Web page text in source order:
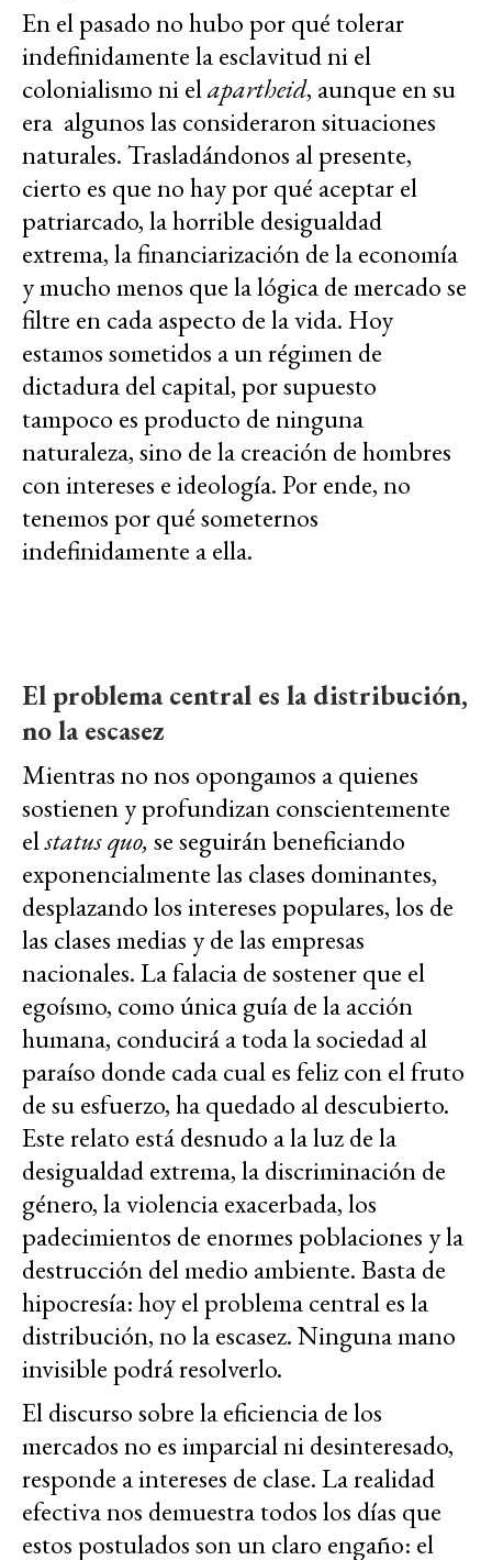
En el pasado no hubo por qué tolerar
indefinidamente la esclavitud ni el
colonialismo ni elapartheid, aunque en su
era algunos las consideraron situaciones
naturales. Trasladándonos al presente,
cierto es que no hay por qué aceptar el
patriarcado, la horrible desigualdad
extrema, la financiarización de la economía
y mucho menos que la lógica de mercado se
filtre en cada aspecto de la vida. Hoy
estamos sometidos a un régimen de
dictadura del capital, por supuesto
tampoco es producto de ninguna
naturaleza, sino de la creación de hombres
con intereses e ideología. Por ende, no
tenemos por qué someternos
indefinidamente a ella.
El problema central es la distribución,
no la escasez
Mientras no nos opongamos a quienes
sostienen y profundizan conscientemente
elstatus quo, se seguirán beneficiando
exponencialmente las clases dominantes,
desplazando los intereses populares, los de
las clases medias y de las empresas
nacionales. La falacia de sostener que el
egoísmo, como única guía de la acción
humana, conducirá a toda la sociedad al
paraíso donde cada cual es feliz con el fruto
de su esfuerzo, ha quedado al descubierto.
Este relato está desnudo a la luz de la
desigualdad extrema, la discriminación de
género, la violencia exacerbada, los
padecimientos de enormes poblaciones y la
destrucción del medio ambiente. Basta de
hipocresía: hoy el problema central es la
distribución, no la escasez. Ninguna mano
invisible podrá resolverlo.
El discurso sobre la eficiencia de los
mercados no es imparcial ni desinteresado,
responde a intereses de clase. La realidad
efectiva nos demuestra todos los días que
estos postulados son un claro engaño: el